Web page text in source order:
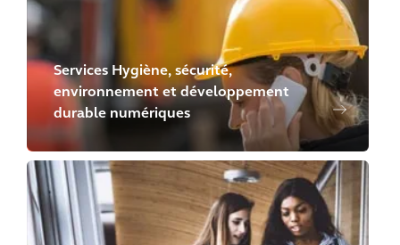
Services Hygiène, sécurité,
environnement et développement
durable numériques